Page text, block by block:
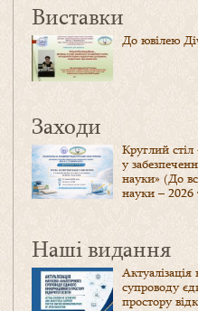
Виставки
До ювілею
Заходи
Круглий стіл
у
науки» (До
науки –
Наші видання
супроводу
простору